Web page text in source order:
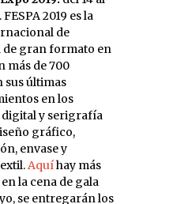
2019 es la
de
gran formato en
más de 700
sus últimas
en los
digital y serigrafía
gráfico,
envase y
Aquíhay más
la cena de gala
se entregarán los